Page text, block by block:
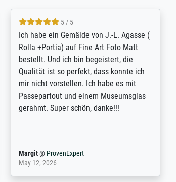
4.8 / 5
Qualité absolument irréprochable.
Extraordinaire diversité des thèmes
abordés et personnalisation des
demandes (recadrage, réajustement des
couleurs). Relation clientèle parfaite.
Transport, réception sans aucun
problème. Merci à toute l'équipe ! Hervé
Anonym@ProvenExpert
March 31, 2025